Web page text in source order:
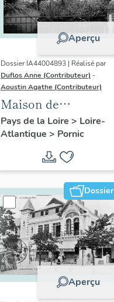
Aperçu
Dossier IA44004893 | Réalisé par
Duflos Anne (Contributeur) -
Aoustin Agathe (Contributeur)
Maison de
villégiature
balnéaire dite Ker
Tanniou, 80
boulevard Thiers
Pays de la Loire > Loire-
Atlantique > Pornic
Dossier
Aperçu